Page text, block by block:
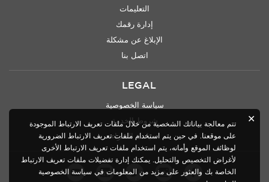
التعليمات
إدارة رقمك
الإبلاغ عن مشكلة
اتصل بنا
LEGAL
سياسة الخصوصية
شروط الخدمة
سياسة الشراء
تتم معالجة بياناتك الشخصية من خلال ملفات تعريف الارتباط الموجودة
على موقعنا. في حين يتم استخدام ملفات تعريف الارتباط الضرورية
لوظائف الموقع وأمانه، يتم استخدام ملفات تعريف الارتباط الأخرى
لأغراض التخصيص والتحليل. يمكنك إدارة تفضيلات ملفات تعريف الارتباط
الخاصة بك والعثور على مزيد من المعلومات في سياسة الخصوصية
✕